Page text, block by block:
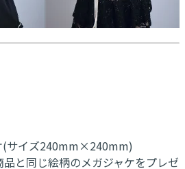
(サイズ240mm×240mm)
と同じ絵柄のメガジャケをプレゼ